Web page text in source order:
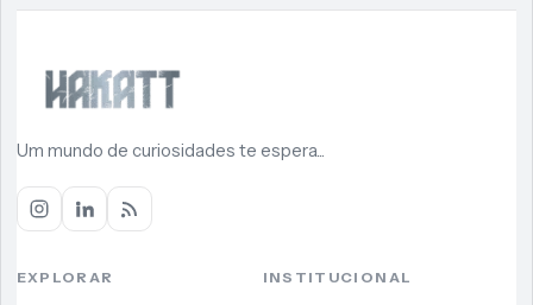
Um mundo de curiosidades te espera...
EXPLORAR INSTITUCIONAL